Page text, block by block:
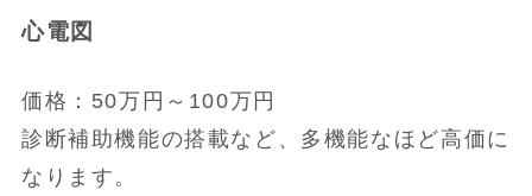
心電図
価格：50万円～100万円
診断補助機能の搭載など、多機能なほど高価に
なります。